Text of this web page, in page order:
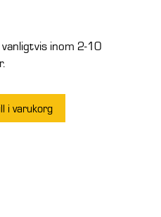
inom 2-10
i varukorg